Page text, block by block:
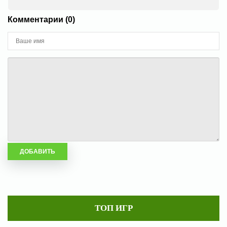
Комментарии (0)
ТОП ИГР